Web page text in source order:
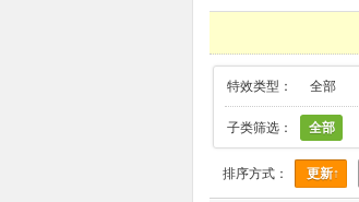
其他特效 >
特效类型： 全部
子类筛选： 全部
排序方式： 更新↑